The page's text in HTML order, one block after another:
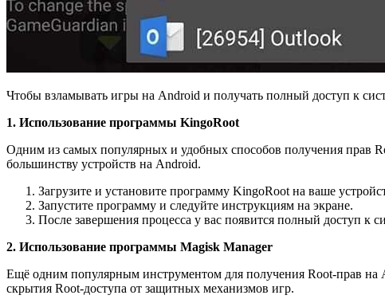
Чтобы взламывать игры на Android и получать полный доступ к
1. Использование программы KingoRoot
Одним из самых популярных и удобных способов получения прав
большинству устройств на Android.
Загрузите и установите программу KingoRoot на ваше
Запустите программу и следуйте инструкциям на экране.
После завершения процесса у вас появится полный доступ к
2. Использование программы Magisk Manager
Ещё одним популярным инструментом для получения Root-прав на
скрытия Root-доступа от защитных механизмов игр.